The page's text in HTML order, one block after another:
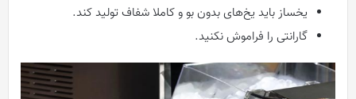
یخساز باید یخ‌های بدون بو و کاملا شفاف تولید کند.
گارانتی را فراموش نکنید.